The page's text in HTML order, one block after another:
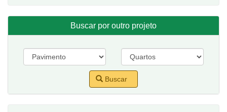
Buscar por outro projeto
Buscar